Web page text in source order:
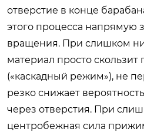
отверстие в конце
этого процесса напрямую
вращения. При слишком
материал просто скользит
(«каскадный режим»), не
резко снижает
через отверстия. При
центробежная сила